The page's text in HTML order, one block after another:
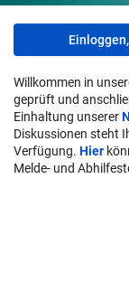
Willkommen in
geprüft und
Einhaltung unserer
Diskussionen steht
Verfügung. Hier
Melde- und